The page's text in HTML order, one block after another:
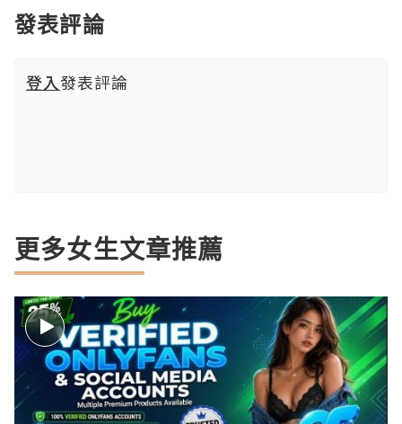
發表評論
登入發表評論
更多女生文章推薦